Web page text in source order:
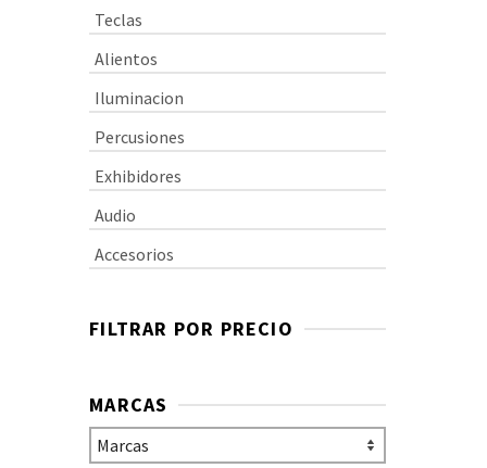
Teclas
Alientos
Iluminacion
Percusiones
Exhibidores
Audio
Accesorios
FILTRAR POR PRECIO
MARCAS